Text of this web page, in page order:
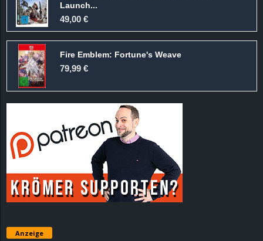
Launch...
49,00 €
Fire Emblem: Fortune's Weave
79,99 €
Anzeige